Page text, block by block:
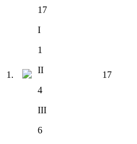
1 .
17
I
1
II
4
III
6
17